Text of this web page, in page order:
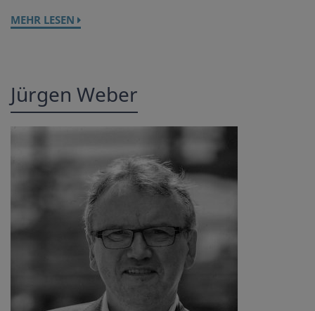
MEHR LESEN
Jürgen Weber